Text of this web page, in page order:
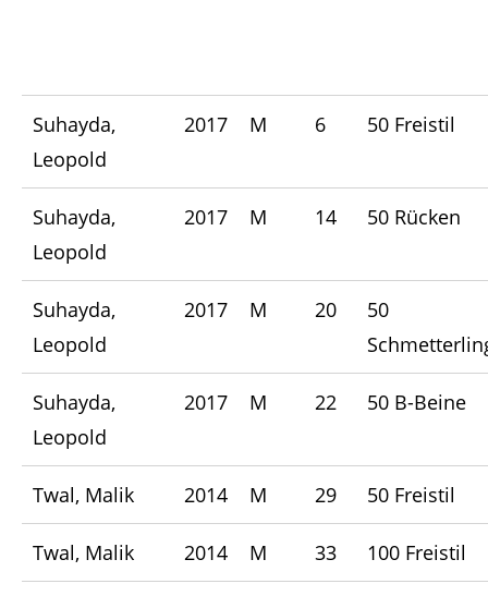
Suhayda,
Leopold
2017 M 6 50 Freistil
Suhayda,
Leopold
2017 M 14 50 Rücken
Suhayda,
Leopold
2017 M 20
50
Suhayda,
Leopold
2017 M 22 50 B-Beine
Twal, Malik 2014 M 29 50 Freistil
Twal, Malik 2014 M 33 100 Freistil